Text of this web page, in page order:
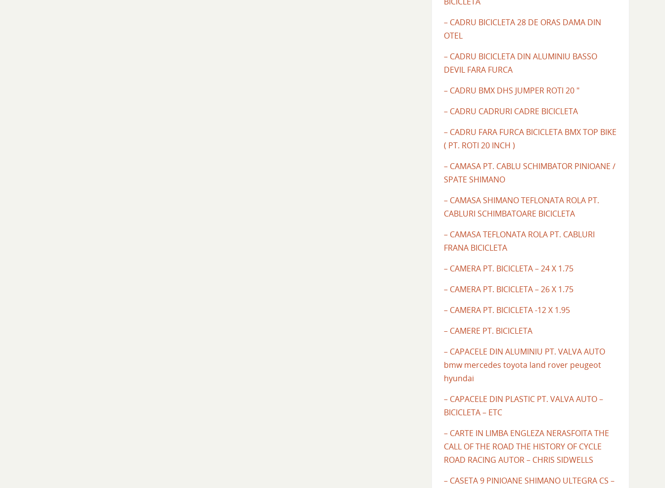
– CADRU BICICLETA 28 DE ORAS DAMA DIN
OTEL
– CADRU BICICLETA DIN ALUMINIU BASSO
DEVIL FARA FURCA
– CADRU BMX DHS JUMPER ROTI 20 "
– CADRU CADRURI CADRE BICICLETA
– CADRU FARA FURCA BICICLETA BMX TOP BIKE
( PT. ROTI 20 INCH )
– CAMASA PT. CABLU SCHIMBATOR PINIOANE /
SPATE SHIMANO
– CAMASA SHIMANO TEFLONATA ROLA PT.
CABLURI SCHIMBATOARE BICICLETA
– CAMASA TEFLONATA ROLA PT. CABLURI
FRANA BICICLETA
– CAMERA PT. BICICLETA – 24 X 1.75
– CAMERA PT. BICICLETA – 26 X 1.75
– CAMERA PT. BICICLETA -12 X 1.95
– CAMERE PT. BICICLETA
– CAPACELE DIN ALUMINIU PT. VALVA AUTO
bmw mercedes toyota land rover peugeot
hyundai
– CAPACELE DIN PLASTIC PT. VALVA AUTO –
BICICLETA – ETC
– CARTE IN LIMBA ENGLEZA NERASFOITA THE
CALL OF THE ROAD THE HISTORY OF CYCLE
ROAD RACING AUTOR – CHRIS SIDWELLS
– CASETA 9 PINIOANE SHIMANO ULTEGRA CS –